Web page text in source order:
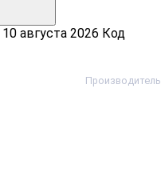
10 августа 2026 Код
Производитель